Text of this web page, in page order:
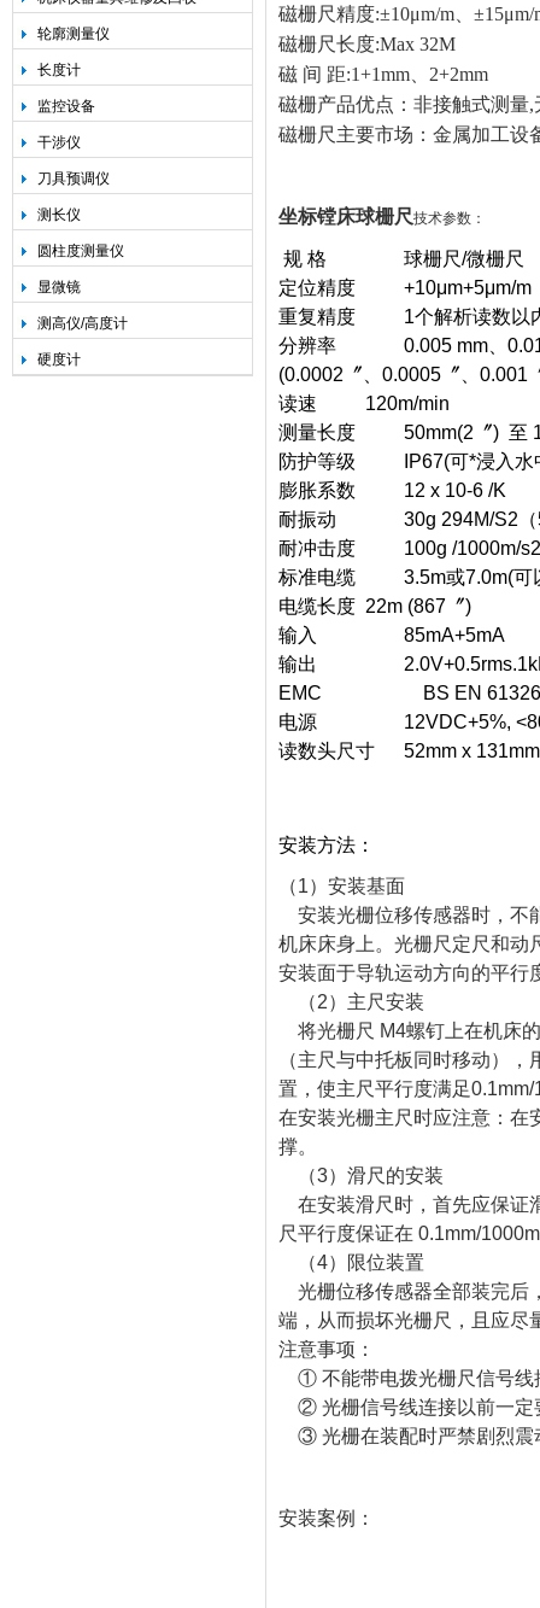
轮廓测量仪
长度计
监控设备
干涉仪
刀具预调仪
测长仪
圆柱度测量仪
显微镜
测高仪/高度计
硬度计
磁栅尺精度:±10μm/m、
磁栅尺长度:Max 32M
磁 间 距:1+1mm、2+2mm
磁栅产品优点： 非接触式测量
磁栅尺主要市场： 金属加工设
坐标镗床球栅尺技术参数：
规 格 球栅尺/微栅尺
定位精度 +10μm+5μm/m
重复精度 1个解析读数以
分辨率 0.005 mm、0.01
(0.0002〞、0.0005〞、0.001
读速 120m/min
测量长度 50mm(2〞) 至
防护等级 IP67(可*浸入水中
膨胀系数 12 x 10-6 /K
耐振动 30g 294M/S2（
耐冲击度 100g /1000m/s2
标准电缆 3.5m或7.0m(可
电缆长度 22m (867〞)
输入 85mA+5mA
输出 2.0V+0.5rms.1kHz
EMC BS EN 61326
电源 12VDC+5%,
读数头尺寸 52mm x 131mm
安装方法：
（1）安装基面
安装光栅位移传感器时，不
机床床身上。光栅尺定尺和动
安装面于导轨运动方向的平行
（2）主尺安装
将光栅尺 M4螺钉上在机床
（主尺与中托板同时移动）
置，使主尺平行度满足
在安装光栅主尺时应注意：在
撑。
（3）滑尺的安装
在安装滑尺时，首先应保证
尺平行度保证在 0.1mm/
（4）限位装置
光栅位移传感器全部装完后
端，从而损坏光栅尺，且应尽
注意事项：
① 不能带电拨光栅尺信号线
② 光栅信号线连接以前一定
③ 光栅在装配时严禁剧烈震
安装案例：